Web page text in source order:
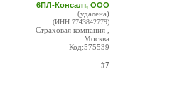
6ПЛ-Консалт, ООО
(удалена)
(ИНН:7743842779)
Страховая компания ,
Москва
Код:575539
#7